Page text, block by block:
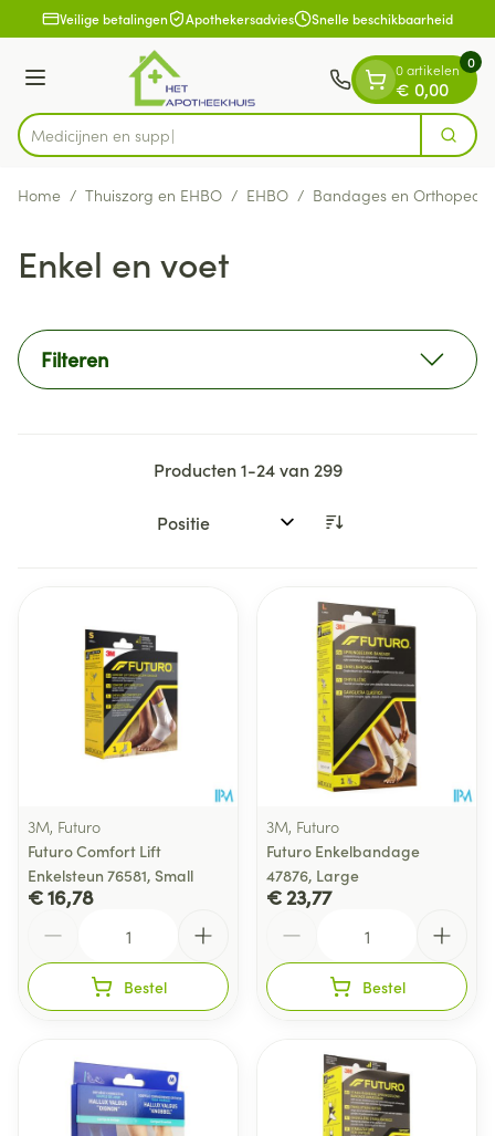
Ga naar de inhoud
1 van 1Veilige betalingen Apothekersadvies Snelle beschikbaarheid
Menu
Product, merk, categorie... Zoek
0 artikelen
€ 0,00
0
Home / Thuiszorg en EHBO / EHBO / Bandages en
Enkel en voet
Filteren
Producten1-24van 299
Sorteer op:
3M, Futuro
Futuro Comfort Lift
Enkelsteun 76581, Small
€ 16,78
Bestel
3M, Futuro
Futuro Enkelbandage
47876, Large
€ 23,77
Bestel